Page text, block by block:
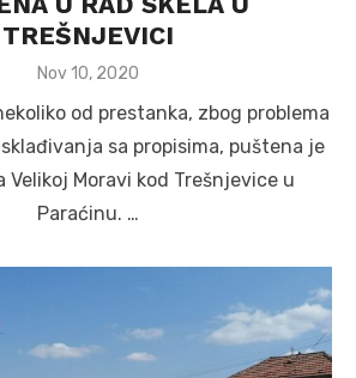
TREŠNJEVICI
Posted
Nov 10, 2020
od prestanka, zbog problema
sa propisima, puštena je
Velikoj Moravi kod Trešnjevice u
Paraćinu. …